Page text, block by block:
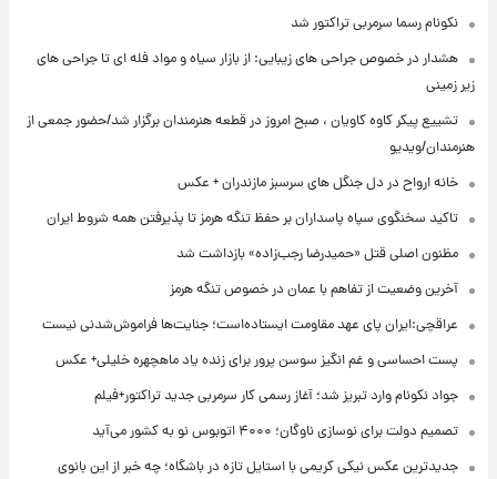
نکونام رسما سرمربی تراکتور شد
هشدار در خصوص جراحی های زیبایی: از بازار سیاه و مواد فله ای تا جراحی های
زیر زمینی
تشییع پیکر کاوه کاویان ، صبح امروز در قطعه هنرمندان برگزار شد/حضور جمعی از
هنرمندان/ویدیو
خانه ارواح در دل جنگل های سرسبز مازندران + عکس
تاکید سخنگوی سپاه پاسداران بر حفظ تنگه هرمز تا پذیرفتن همه شروط ایران
مظنون اصلی قتل «حمیدرضا رجب‌زاده» بازداشت شد
آخرین وضعیت از تفاهم با عمان در خصوص تنگه هرمز
عراقچی:ایران پای عهد مقاومت ایستاده‌است؛ جنایت‌ها فراموش‌شدنی نیست
پست احساسی و غم انگیز سوسن پرور برای زنده یاد ماهچهره خلیلی+ عکس
جواد نکونام وارد تبریز شد؛ آغاز رسمی کار سرمربی جدید تراکتور+فیلم
تصمیم دولت برای نوسازی ناوگان؛ ۴۰۰۰ اتوبوس نو به کشور می‌آید
جدیدترین عکس نیکی کریمی با استایل تازه در باشگاه؛ چه خبر از این بانوی